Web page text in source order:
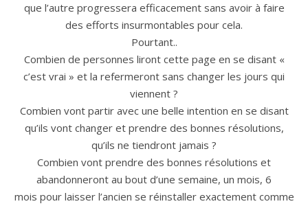
que l’autre progressera efficacement sans avoir à faire
des efforts insurmontables pour cela.
Pourtant..
Combien de personnes liront cette page en se disant «
c’est vrai » et la refermeront sans changer les jours qui
viennent ?
Combien vont partir avec une belle intention en se disant
qu’ils vont changer et prendre des bonnes résolutions,
qu’ils ne tiendront jamais ?
Combien vont prendre des bonnes résolutions et
abandonneront au bout d’une semaine, un mois, 6
mois pour laisser l’ancien se réinstaller exactement comme